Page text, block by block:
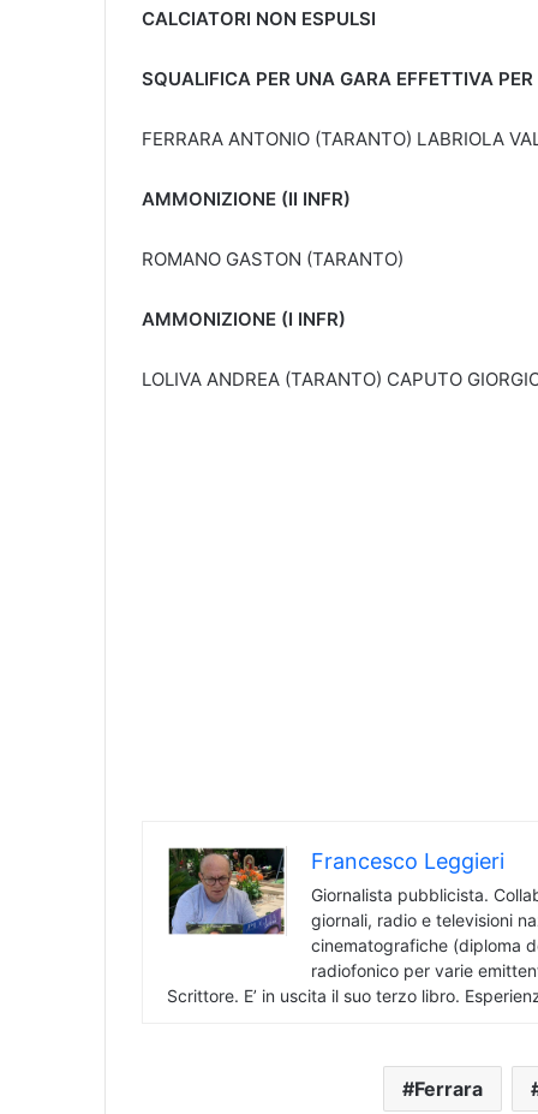
CALCIATORI NON ESPULSI
SQUALIFICA PER UNA GARA EFFETTIVA
FERRARA ANTONIO (TARANTO) LABRIOLA
AMMONIZIONE (II INFR)
ROMANO GASTON (TARANTO)
AMMONIZIONE (I INFR)
LOLIVA ANDREA (TARANTO) CAPUTO
Francesco Leggieri
Giornalista pubblicista.
giornali, radio e televisioni
cinematografiche (diploma
radiofonico per varie
Scrittore. E’ in uscita il suo terzo libro.
Ferrara